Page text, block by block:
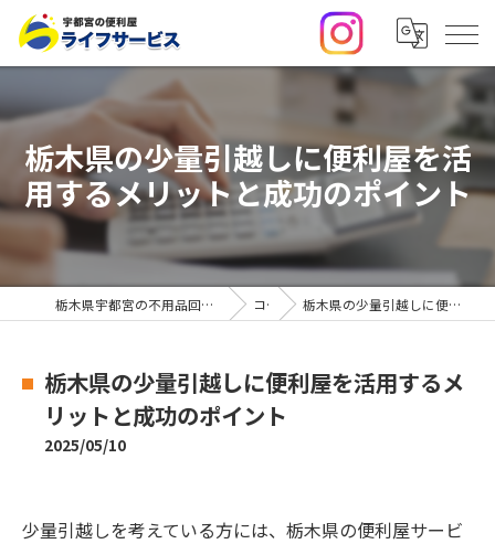
栃木県の少量引越しに便利屋を活
用するメリットと成功のポイント
栃木県宇都宮の不用品回収・便利屋なら合同会社ライフサービス コラム 栃木県の少量引越しに便利屋を活用するメリットと成功のポイント
栃木県の少量引越しに便利屋を活用するメ
リットと成功のポイント
2025/05/10
少量引越しを考えている方には、栃木県の便利屋サービ